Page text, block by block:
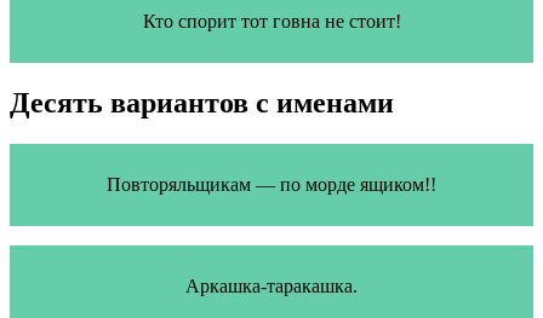
Кто спорит тот говна не стоит!
Десять вариантов с именами
Повторяльщикам — по морде ящиком!!
Аркашка-таракашка.